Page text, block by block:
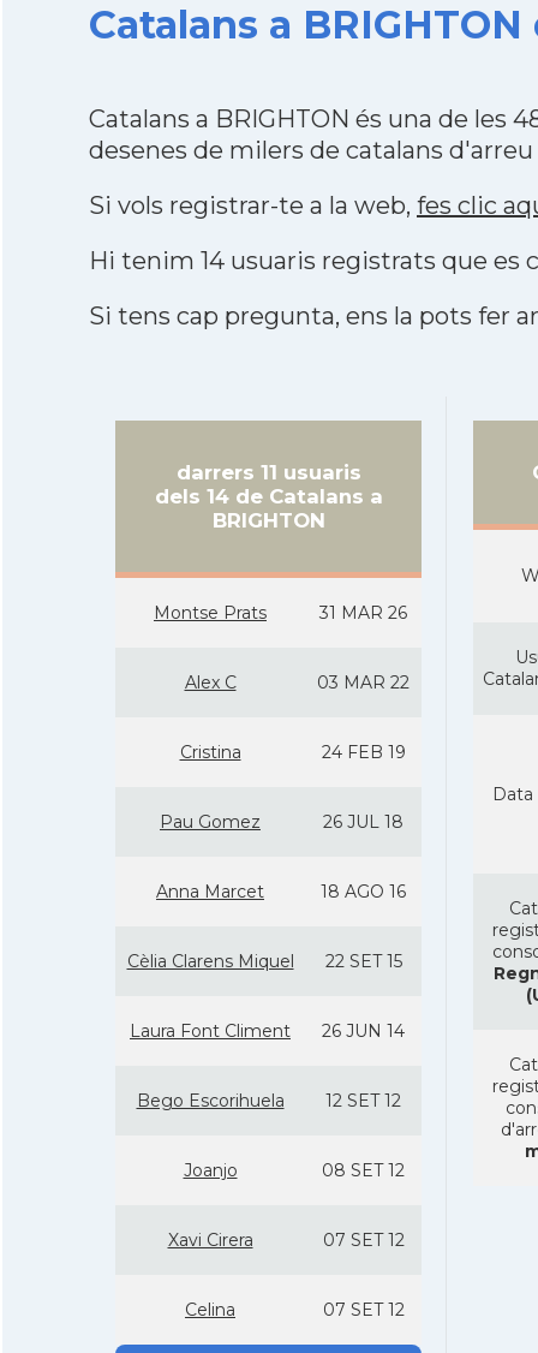
Catalans a
Catalans a BRIGHTON és una de les
desenes de milers de catalans
Si vols registrar-te a la web, fes clic
Hi tenim 14 usuaris registrats que
Si tens cap pregunta, ens la pots fer
darrers 11 usuaris
dels 14 de Catalans a
BRIGHTON
Montse Prats 31 MAR 26
Alex C 03 MAR 22
Cristina 24 FEB 19
Pau Gomez 26 JUL 18
Anna Marcet 18 AGO 16
Cèlia Clarens Miquel 22 SET 15
Laura Font Climent 26 JUN 14
Bego Escorihuela 12 SET 12
Joanjo 08 SET 12
Xavi Cirera 07 SET 12
Celina 07 SET 12
Data